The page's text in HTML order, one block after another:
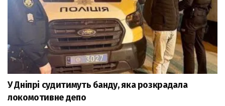
У Дніпрі судитимуть банду, яка розкрадала
локомотивне депо